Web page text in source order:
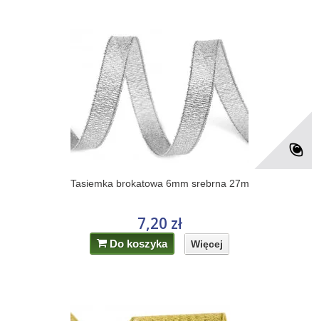
Tasiemka brokatowa 6mm srebrna 27m
7,20 zł
Do koszyka Więcej